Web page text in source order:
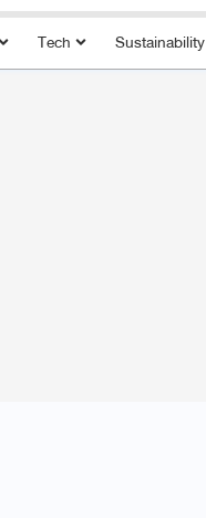
Tech Sustainability